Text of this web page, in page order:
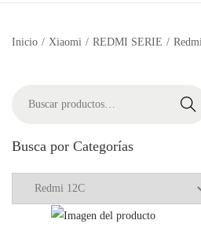
Inicio / Xiaomi / REDMI SERIE /
Buscar
Busca por Categorías